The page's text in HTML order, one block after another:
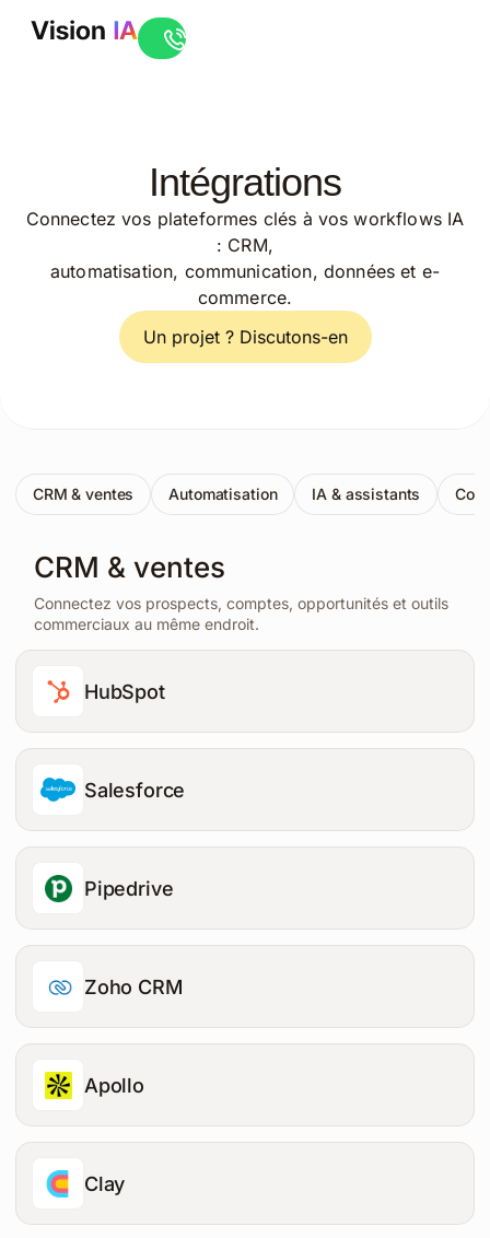
Ouvrir le live chat
Intégrations
Connectez vos plateformes clés à vos workflows IA
: CRM,
automatisation, communication, données et e-
commerce.
Un projet ? Discutons-en
CRM & ventes Automatisation IA & assistants
CRM & ventes
Connectez vos prospects, comptes, opportunités et outils
commerciaux au même endroit.
HubSpot
Salesforce
Pipedrive
Zoho CRM
Apollo
Clay